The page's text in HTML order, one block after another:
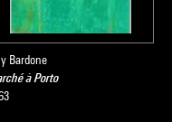
Bardone
à Porto